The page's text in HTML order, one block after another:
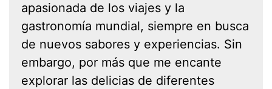
apasionada de los viajes y la
gastronomía mundial, siempre en busca
de nuevos sabores y experiencias. Sin
embargo, por más que me encante
explorar las delicias de diferentes